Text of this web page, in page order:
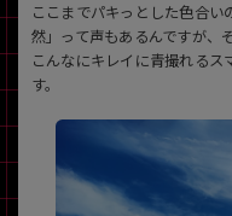
ここまでパキっとした色合
然」って声もあるんですが、
こんなにキレイに青撮れるス
す。